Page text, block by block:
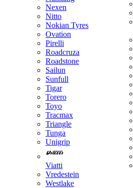
Nexen
Nitto
Nokian Tyres
Ovation
Pirelli
Roadcruza
Roadstone
Sailun
Sunfull
Tigar
Torero
Toyo
Tracmax
Triangle
Tunga
Unigrip
Viatti
Vredestein
Westlake